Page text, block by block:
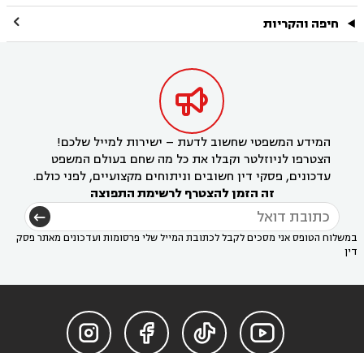
חיפה והקריות 

המידע המשפטי שחשוב לדעת – ישירות למייל שלכם!
הצטרפו לניוזלטר וקבלו את כל מה שחם בעולם המשפט
עדכונים, פסקי דין חשובים וניתוחים מקצועיים, לפני כולם.
זה הזמן להצטרף לרשימת התפוצה
במשלוח הטופס אני מסכים לקבל לכתובת המייל שלי פרסומות ועדכונים מאתר פסק
דין



